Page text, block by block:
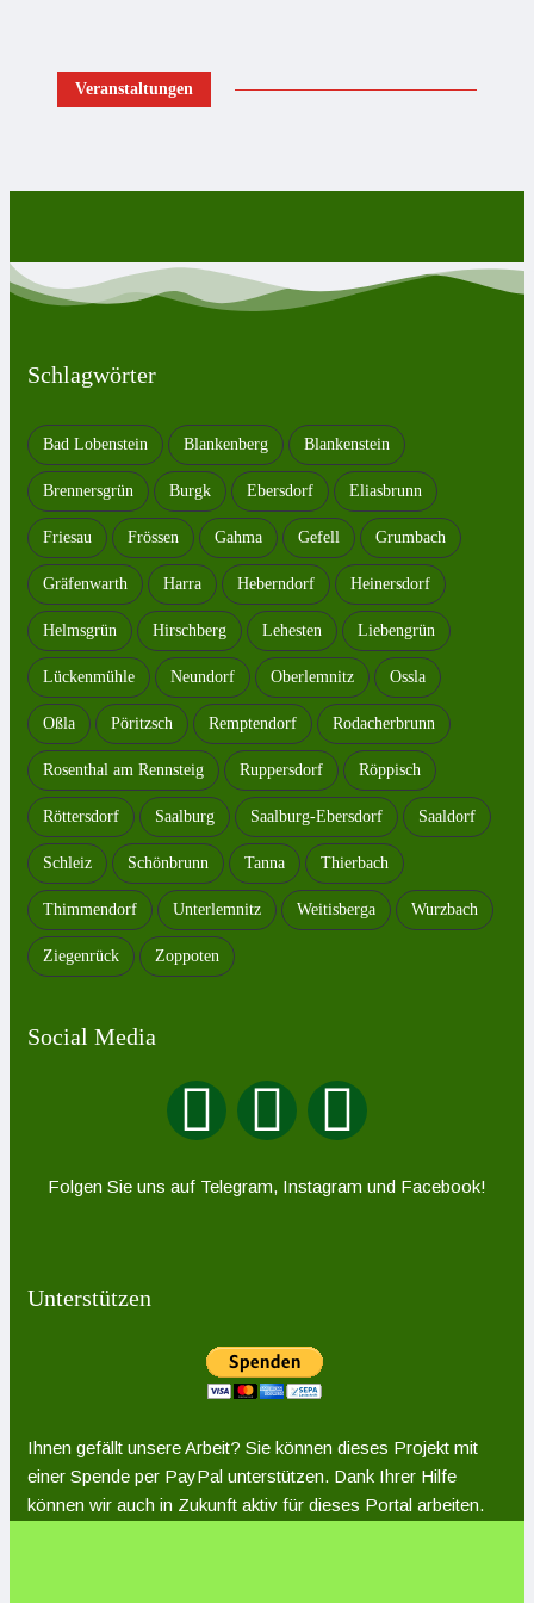
Veranstaltungen
Schlagwörter
Bad Lobenstein Blankenberg Blankenstein
Brennersgrün Burgk Ebersdorf Eliasbrunn
Friesau Frössen Gahma Gefell Grumbach
Gräfenwarth Harra Heberndorf Heinersdorf
Helmsgrün Hirschberg Lehesten Liebengrün
Lückenmühle Neundorf Oberlemnitz Ossla
Oßla Pöritzsch Remptendorf Rodacherbrunn
Rosenthal am Rennsteig Ruppersdorf Röppisch
Röttersdorf Saalburg Saalburg-Ebersdorf Saaldorf
Schleiz Schönbrunn Tanna Thierbach
Thimmendorf Unterlemnitz Weitisberga Wurzbach
Ziegenrück Zoppoten
Social Media
Folgen Sie uns auf Telegram, Instagram und Facebook!
Unterstützen
Ihnen gefällt unsere Arbeit? Sie können dieses Projekt mit
einer Spende per PayPal unterstützen. Dank Ihrer Hilfe
können wir auch in Zukunft aktiv für dieses Portal arbeiten.